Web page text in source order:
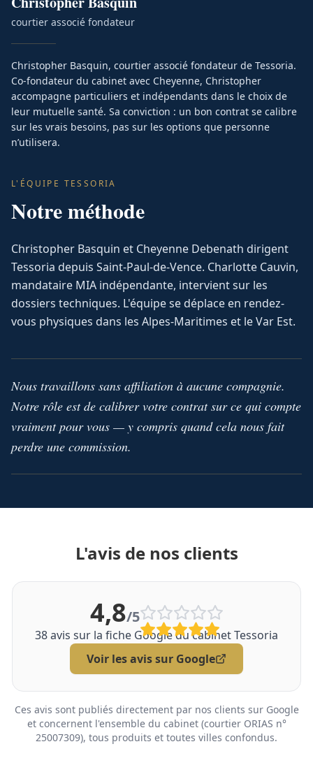
courtier associé fondateur
Christopher Basquin, courtier associé fondateur de Tessoria.
Co-fondateur du cabinet avec Cheyenne, Christopher
accompagne particuliers et indépendants dans le choix de
leur mutuelle santé. Sa conviction : un bon contrat se calibre
sur les vrais besoins, pas sur les options que personne
n’utilisera.
L'ÉQUIPE TESSORIA
Notre méthode
Christopher Basquin et Cheyenne Debenath dirigent
Tessoria depuis Saint-Paul-de-Vence. Charlotte Cauvin,
mandataire MIA indépendante, intervient sur les
dossiers techniques. L'équipe se déplace en rendez-
vous physiques dans les Alpes-Maritimes et le Var Est.
Nous travaillons sans affiliation à aucune compagnie.
Notre rôle est de calibrer votre contrat sur ce qui compte
vraiment pour vous — y compris quand cela nous fait
perdre une commission.
L'avis de nos clients
4,8/5
38avis sur la fiche Google du cabinet Tessoria
Voir les avis sur Google
Ces avis sont publiés directement par nos clients sur Google
et concernent l'ensemble du cabinet (courtier ORIAS n°
25007309), tous produits et toutes villes confondus.